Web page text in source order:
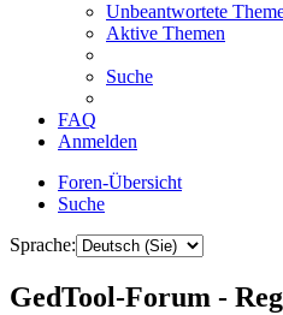
Unbeantwortete
Aktive Themen
Suche
FAQ
Anmelden
Foren-Übersicht
Suche
Sprache:
GedTool-Forum -